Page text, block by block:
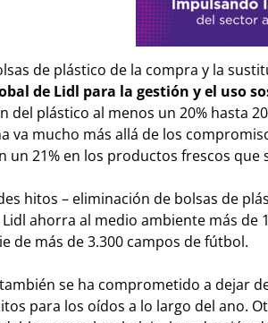
de plástico de la compra y la
de Lidl para la gestión y el uso
del plástico al menos un 20% hasta
va mucho más allá de los
un 21% en los productos frescos que
hitos – eliminación de bolsas de
ahorra al medio ambiente más
de más de 3.300 campos de fútbol.
se ha comprometido a dejar
para los oídos a lo largo del ano.